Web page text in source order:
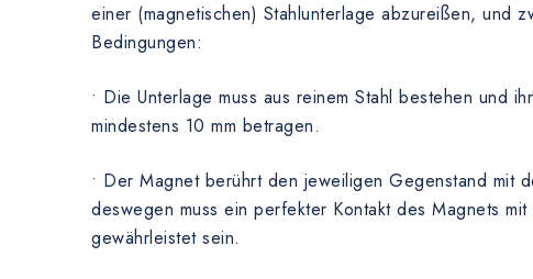
einer (magnetischen) Stahlunterlage abzureißen, und
Bedingungen:
• Die Unterlage muss aus reinem Stahl bestehen und
mindestens 10 mm betragen.
• Der Magnet berührt den jeweiligen Gegenstand mit
deswegen muss ein perfekter Kontakt des Magnets
gewährleistet sein.